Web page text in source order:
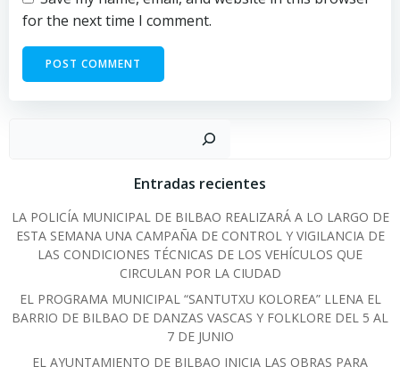
for the next time I comment.
Entradas recientes
LA POLICÍA MUNICIPAL DE BILBAO REALIZARÁ A LO LARGO DE
ESTA SEMANA UNA CAMPAÑA DE CONTROL Y VIGILANCIA DE
LAS CONDICIONES TÉCNICAS DE LOS VEHÍCULOS QUE
CIRCULAN POR LA CIUDAD
EL PROGRAMA MUNICIPAL “SANTUTXU KOLOREA” LLENA EL
BARRIO DE BILBAO DE DANZAS VASCAS Y FOLKLORE DEL 5 AL
7 DE JUNIO
EL AYUNTAMIENTO DE BILBAO INICIA LAS OBRAS PARA